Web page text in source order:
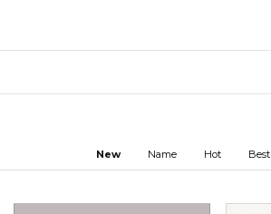
New Name Hot Best